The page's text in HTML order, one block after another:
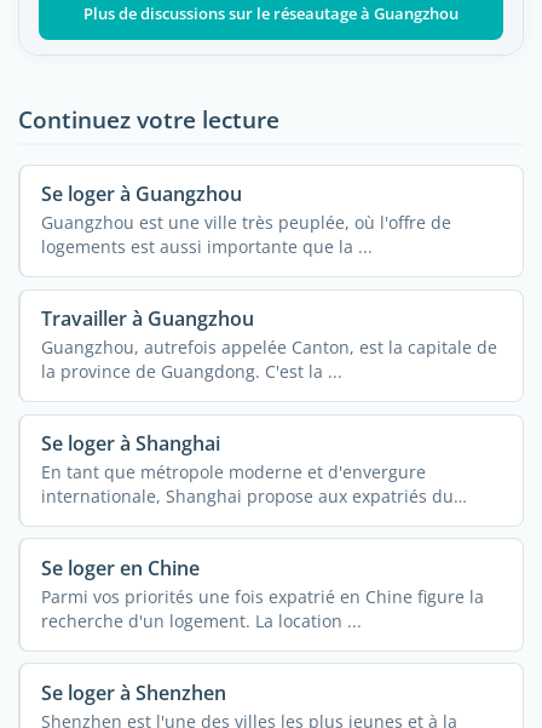
Plus de discussions sur le réseautage à Guangzhou
Continuez votre lecture
Se loger à Guangzhou
Guangzhou est une ville très peuplée, où l'offre de
logements est aussi importante que la ...
Travailler à Guangzhou
Guangzhou, autrefois appelée Canton, est la capitale de
la province de Guangdong. C'est la ...
Se loger à Shanghai
En tant que métropole moderne et d'envergure
internationale, Shanghai propose aux expatriés du
monde ...
Se loger en Chine
Parmi vos priorités une fois expatrié en Chine figure la
recherche d'un logement. La location ...
Se loger à Shenzhen
Shenzhen est l'une des villes les plus jeunes et à la